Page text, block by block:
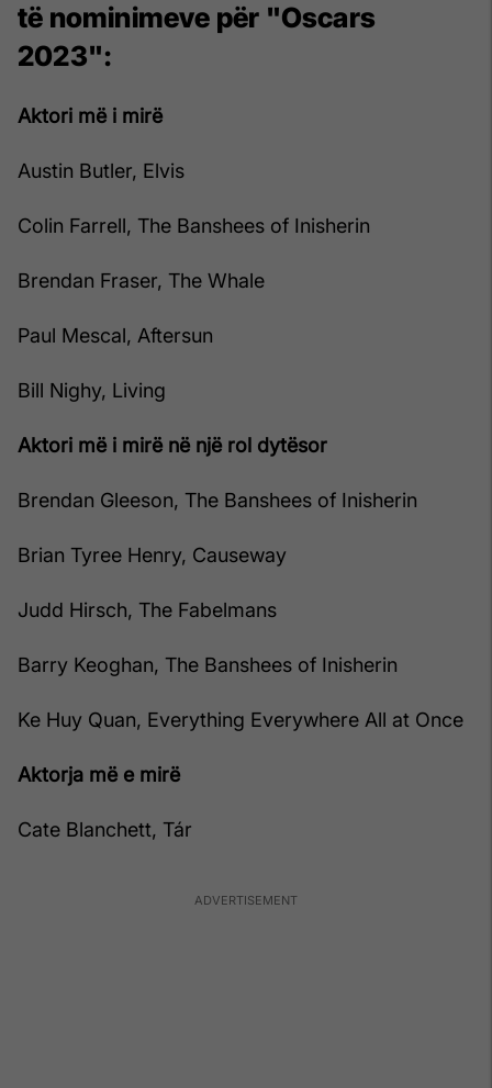
të nominimeve për "Oscars
2023":
Aktori më i mirë
Austin Butler, Elvis
Colin Farrell, The Banshees of Inisherin
Brendan Fraser, The Whale
Paul Mescal, Aftersun
Bill Nighy, Living
Aktori më i mirë në një rol dytësor
Brendan Gleeson, The Banshees of Inisherin
Brian Tyree Henry, Causeway
Judd Hirsch, The Fabelmans
Barry Keoghan, The Banshees of Inisherin
Ke Huy Quan, Everything Everywhere All at Once
Aktorja më e mirë
Cate Blanchett, Tár